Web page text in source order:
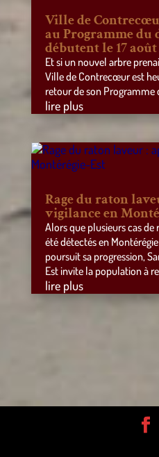
Ville de
au Programme du
débutent le 17 août
Et si un nouvel arbre
Ville de Contrecœur est
retour de son Programme
lire plus
Rage du raton
vigilance en
Alors que plusieurs cas
été détectés en
poursuit sa progression,
Est invite la population à
lire plus